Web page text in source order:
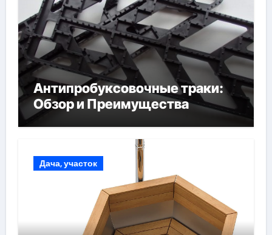
Антипробуксовочные траки:
Обзор и Преимущества
Дача, участок